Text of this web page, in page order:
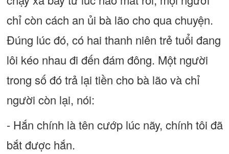
chỉ còn cách an ủi bà lão cho qua chuyện.
Đúng lúc đó, có hai thanh niên trẻ tuổi đang
lôi kéo nhau đi đến đám đông. Một người
trong số đó trả lại tiền cho bà lão và chỉ
người còn lại, nói:
- Hắn chính là tên cướp lúc nãy, chính tôi đã
bắt được hắn.